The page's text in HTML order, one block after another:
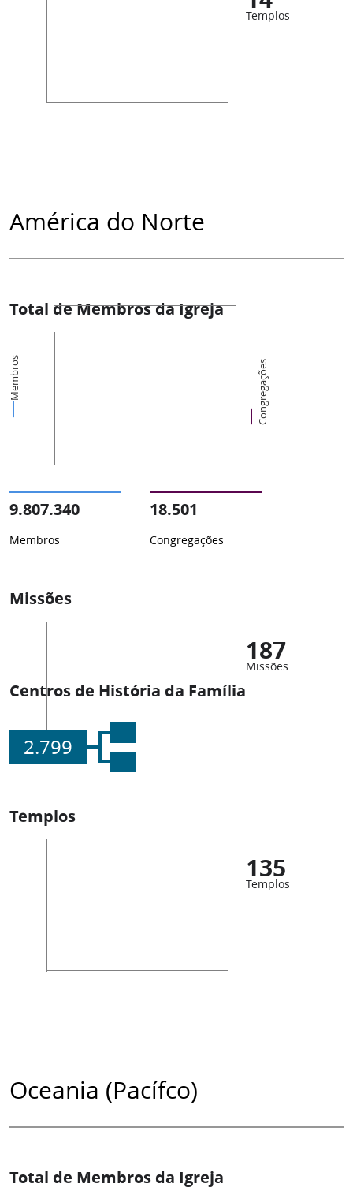
Templos
América do Norte
Total de Membros da Igreja
Membros Congregações
9.807.340
Membros
18.501
Congregações
Missões
187
Missões
Centros de História da Família
2.799
Templos
135
Templos
Oceania (Pacífco)
Total de Membros da Igreja